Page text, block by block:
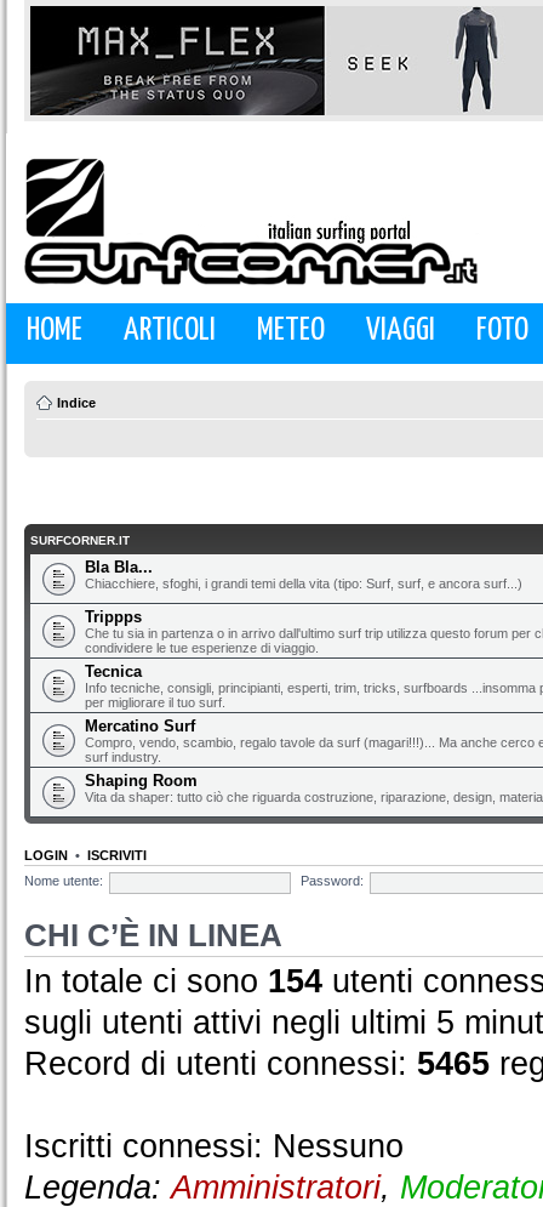
HOME ARTICOLI METEO VIAGGI FOTO
Indice
SURFCORNER.IT
Bla Bla...
Chiacchiere, sfoghi, i grandi temi della vita (tipo: Surf, surf, e ancora surf...)
Trippps
Che tu sia in partenza o in arrivo dall'ultimo surf trip utilizza questo forum per
condividere le tue esperienze di viaggio.
Tecnica
Info tecniche, consigli, principianti, esperti, trim, tricks, surfboards ...insomma
per migliorare il tuo surf.
Mercatino Surf
Compro, vendo, scambio, regalo tavole da surf (magari!!!)... Ma anche cerco
surf industry.
Shaping Room
Vita da shaper: tutto ciò che riguarda costruzione, riparazione, design,
LOGIN • ISCRIVITI
Nome utente:
Password:
CHI C’È IN LINEA
In totale ci sono 154 utenti
sugli utenti attivi negli ultimi 5
Record di utenti connessi: 5465
Iscritti connessi: Nessuno
Legenda:Amministratori,